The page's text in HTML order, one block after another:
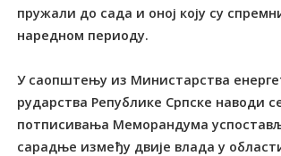
пружали до сада и оној коју су
наредном периоду.
У саопштењу из Министарства
рударства Републике Српске наводи
потписивања Меморандума
сарадње између двије влада у